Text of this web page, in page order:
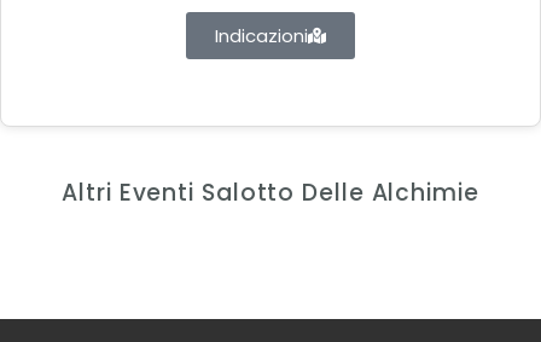
Indicazioni
Altri Eventi Salotto Delle Alchimie